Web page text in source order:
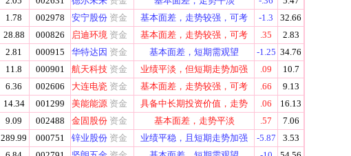
1.78 002978 安宁股份 资金 基本面差，走势较强，可考 -1.3
32.66
28.88 000826 启迪环境 资金 基本面差，走势较强，可考 .35
2.83
2.81 000915 华特达因 资金 基本面差，短期需观望 -1.25 34.76
11.8 000901 航天科技 资金 业绩平淡，但短期走势加强 .09
10.7
6.36 002606 大连电瓷 资金 基本面差，走势较强，可考 .66
9.13
14.34 001299 美能能源 资金 具备中长期投资价值，走势 .06
16.13
9.09 002488 金固股份 资金 基本面差，走势平淡 .57
7.06
289.99 000751 锌业股份 资金 业绩平稳，且短期走势加强 -5.87
3.53